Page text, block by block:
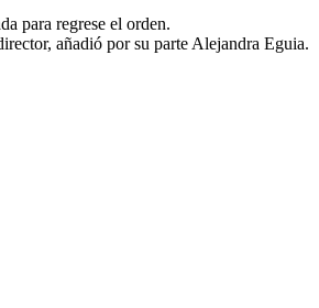
para regrese el orden.
añadió por su parte Alejandra Eguia.